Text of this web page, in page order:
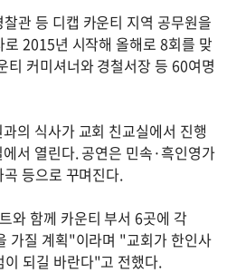
관 등 디캡 카운티 지역 공무원을
2015년 시작해 올해로 8회를 맞
티 커미셔너와 경철서장 등 60여명
의 식사가 교회 친교실에서 진행
서 열린다. 공연은 민속·흑인영가
등으로 꾸며진다.
와 함께 카운티 부서 6곳에 각
가질 계획"이라며 "교회가 한인사
되길 바란다"고 전했다.